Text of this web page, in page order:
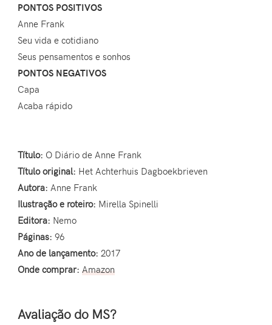
PONTOS POSITIVOS
Anne Frank
Seu vida e cotidiano
Seus pensamentos e sonhos
PONTOS NEGATIVOS
Capa
Acaba rápido
Título: O Diário de Anne Frank
Título original: Het Achterhuis Dagboekbrieven
Autora: Anne Frank
Ilustração e roteiro: Mirella Spinelli
Editora: Nemo
Páginas: 96
Ano de lançamento: 2017
Onde comprar: Amazon
Avaliação do MS?